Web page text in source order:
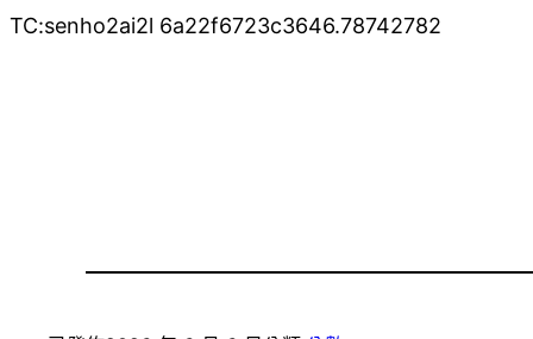
TC:senho2ai2l 6a22f6723c3646.78742782